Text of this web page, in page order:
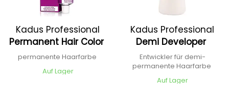
Kadus Professional
Permanent Hair Color
permanente Haarfarbe
Auf Lager
Kadus Professional
Demi Developer
Entwickler für demi-
permanente Haarfarbe
Auf Lager